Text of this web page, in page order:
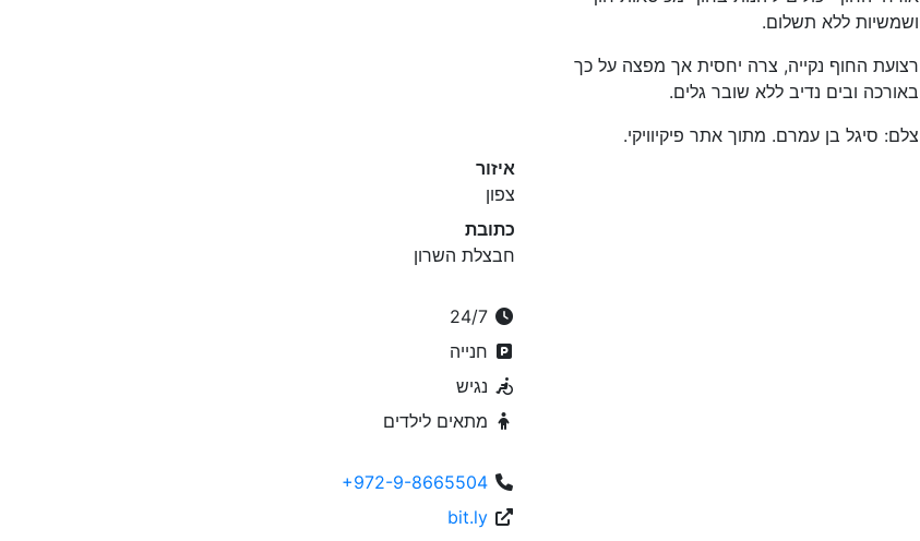
ושמשיות ללא תשלום.
רצועת החוף נקייה, צרה יחסית אך מפצה על כך
באורכה ובים נדיב ללא שובר גלים.
צלם: סיגל בן עמרם. מתוך אתר פיקיוויקי.
איזור
צפון
כתובת
חבצלת השרון
חנייה
נגיש
מתאים לילדים
+972-9-8665504
bit.ly